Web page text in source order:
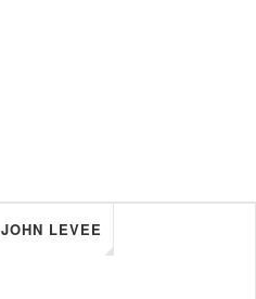
JOHN LEVEE